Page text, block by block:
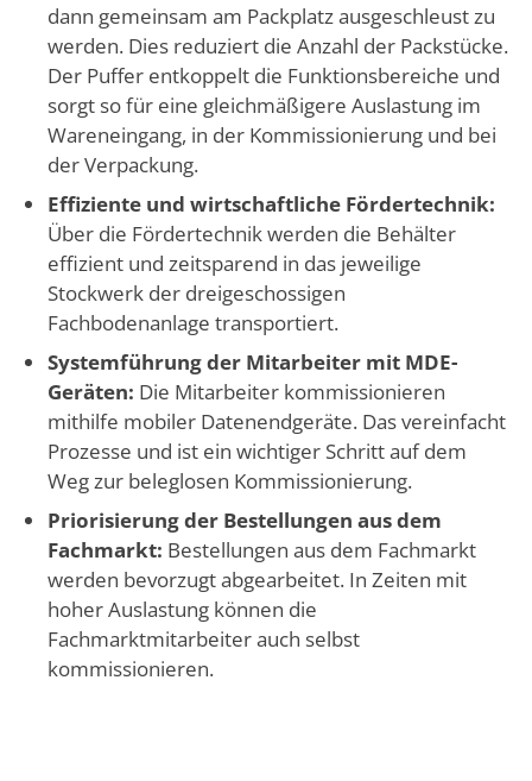
dann gemeinsam am Packplatz ausgeschleust zu
werden. Dies reduziert die Anzahl der Packstücke.
Der Puffer entkoppelt die Funktionsbereiche und
sorgt so für eine gleichmäßigere Auslastung im
Wareneingang, in der Kommissionierung und bei
der Verpackung.
Effiziente und wirtschaftliche Fördertechnik:
Über die Fördertechnik werden die Behälter
effizient und zeitsparend in das jeweilige
Stockwerk der dreigeschossigen
Fachbodenanlage transportiert.
Systemführung der Mitarbeiter mit MDE-
Geräten: Die Mitarbeiter kommissionieren
mithilfe mobiler Datenendgeräte. Das vereinfacht
Prozesse und ist ein wichtiger Schritt auf dem
Weg zur beleglosen Kommissionierung.
Priorisierung der Bestellungen aus dem
Fachmarkt: Bestellungen aus dem Fachmarkt
werden bevorzugt abgearbeitet. In Zeiten mit
hoher Auslastung können die
Fachmarktmitarbeiter auch selbst
kommissionieren.